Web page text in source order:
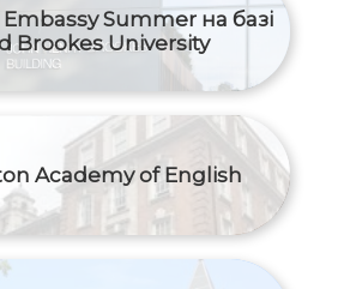
Embassy Summer на базі
Brookes University
Academy of English